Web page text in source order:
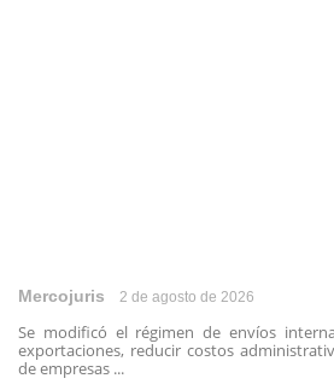
Mercojuris 2 de agosto de 2026
Se modificó el régimen de envíos
exportaciones, reducir costos
de empresas ...